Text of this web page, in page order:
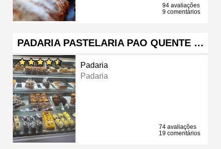
94 avaliações
9 comentários
PADARIA PASTELARIA PAO QUENTE …
Padaria
Padaria
74 avaliações
19 comentários